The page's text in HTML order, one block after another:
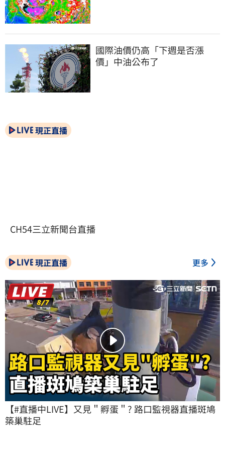
國際油價仍高「下週是否漲
價」中油公布了
現正直播
CH54三立新聞台直播
現正直播 更多
【#直播中LIVE】又見＂孵蛋＂? 路口監視器直播斑鳩
築巢駐足